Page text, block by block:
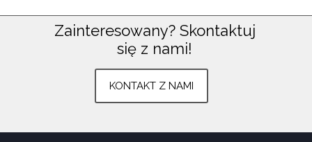
KONTAKT Z NAMI
Zainteresowany? Skontaktuj
się z nami!Znajdź nas na:
Plac Armii Poznań 3